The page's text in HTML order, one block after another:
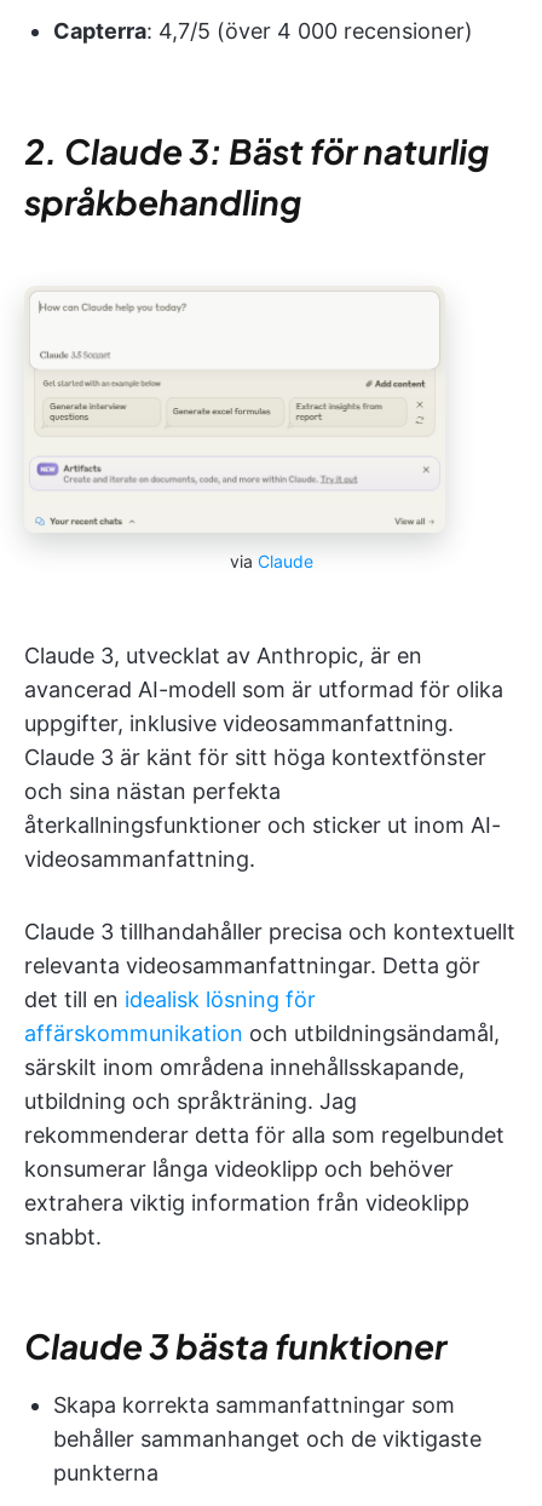
Capterra: 4,7/5 (över 4 000 recensioner)
2. Claude 3: Bäst för naturlig
språkbehandling
via Claude
Claude 3, utvecklat av Anthropic, är en
avancerad AI-modell som är utformad för olika
uppgifter, inklusive videosammanfattning.
Claude 3 är känt för sitt höga kontextfönster
och sina nästan perfekta
återkallningsfunktioner och sticker ut inom AI-
videosammanfattning.
Claude 3 tillhandahåller precisa och kontextuellt
relevanta videosammanfattningar. Detta gör
det till en idealisk lösning för
affärskommunikation och utbildningsändamål,
särskilt inom områdena innehållsskapande,
utbildning och språkträning. Jag
rekommenderar detta för alla som regelbundet
konsumerar långa videoklipp och behöver
extrahera viktig information från videoklipp
snabbt.
Claude 3 bästa funktioner
Skapa korrekta sammanfattningar som
behåller sammanhanget och de viktigaste
punkterna